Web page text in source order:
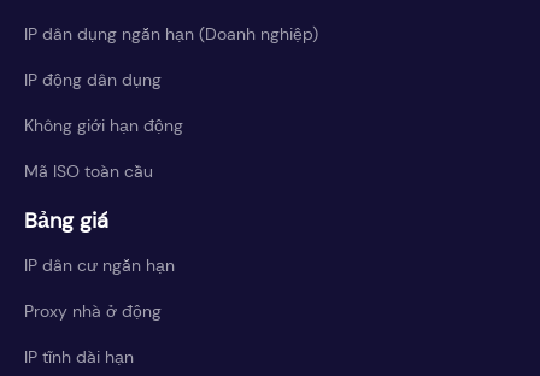
IP dân dụng ngắn hạn (Doanh nghiệp)
IP động dân dụng
Không giới hạn động
Mã ISO toàn cầu
Bảng giá
IP dân cư ngắn hạn
Proxy nhà ở động
IP tĩnh dài hạn